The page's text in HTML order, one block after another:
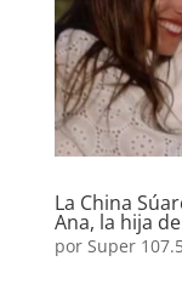
La China
Ana, la hija
por Super